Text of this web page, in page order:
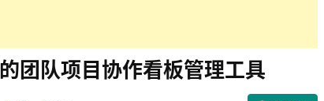
团队项目协作看板管理工具